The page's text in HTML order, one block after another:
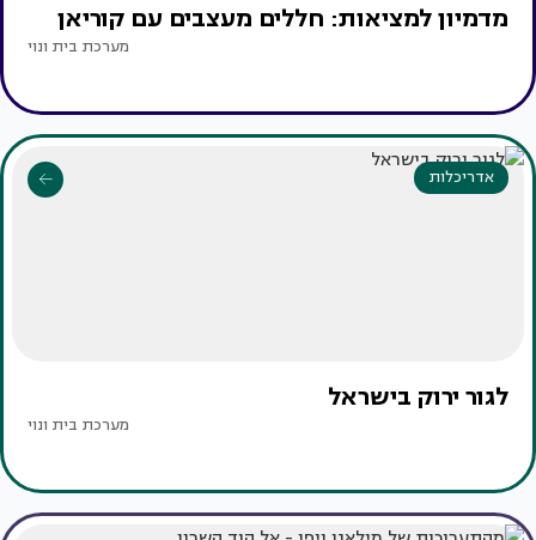
מדמיון למציאות: חללים מעצבים עם קוריאן
מערכת בית ונוי
אדריכלות
לגור ירוק בישראל
מערכת בית ונוי